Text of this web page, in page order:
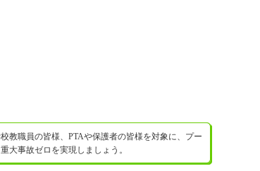
教職員の皆様、PTAや保護者の皆様を対象に、プー
大事故ゼロを実現しましょう。